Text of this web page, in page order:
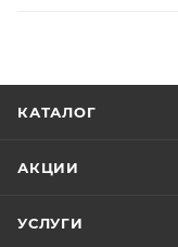
КАТАЛОГ
АКЦИИ
УСЛУГИ